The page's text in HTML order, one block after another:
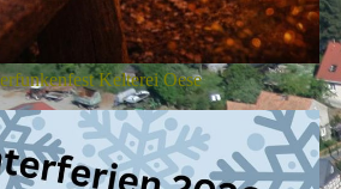
Kelterei Oese